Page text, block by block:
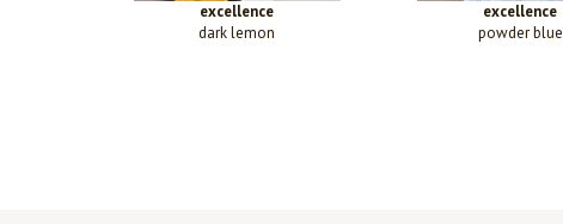
excellence
dark lemon
excellence
powder blue